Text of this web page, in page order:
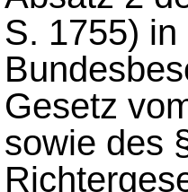
S. 1755)
Gesetz
sowie des